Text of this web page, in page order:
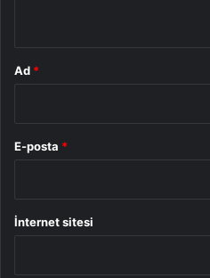
Ad *
E-posta *
İnternet sitesi